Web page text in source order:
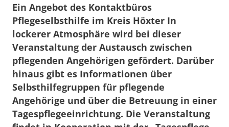
Ein Angebot des Kontaktbüros
Pflegeselbsthilfe im Kreis Höxter In
lockerer Atmosphäre wird bei dieser
Veranstaltung der Austausch zwischen
pflegenden Angehörigen gefördert. Darüber
hinaus gibt es Informationen über
Selbsthilfegruppen für pflegende
Angehörige und über die Betreuung in einer
Tagespflegeeinrichtung. Die Veranstaltung